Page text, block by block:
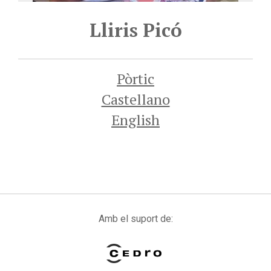
Lliris Picó
Pòrtic
Castellano
English
Amb el suport de: